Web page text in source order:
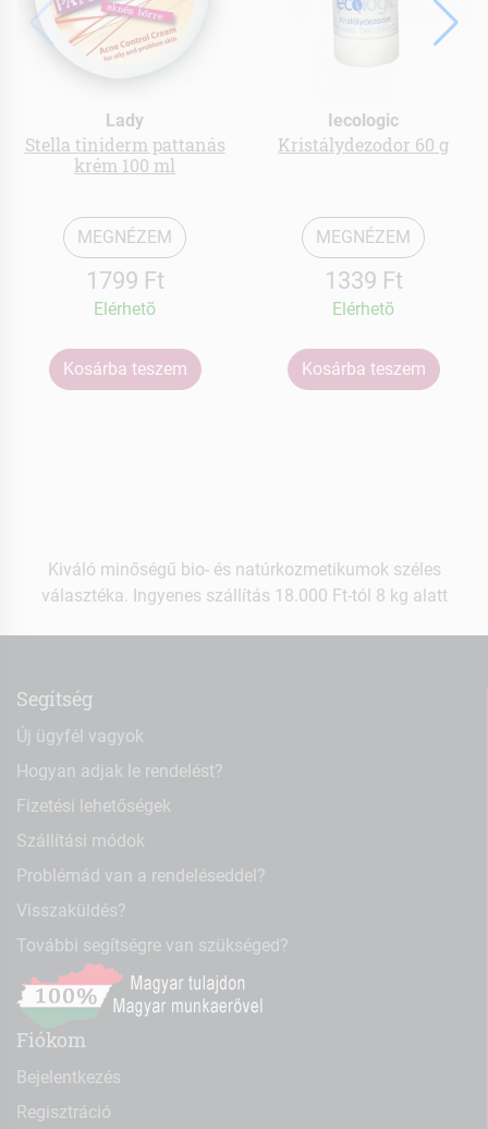
Lady
Stella tiniderm pattanás
krém 100 ml
MEGNÉZEM
1799 Ft
Elérhetõ
Kosárba teszem
Iecologic
Kristálydezodor 60 g
MEGNÉZEM
1339 Ft
Elérhetõ
Kosárba teszem
Kiváló minőségű bio- és natúrkozmetikumok széles
választéka. Ingyenes szállítás 18.000 Ft-tól 8 kg alatt
Segítség
Új ügyfél vagyok
Hogyan adjak le rendelést?
Fizetési lehetőségek
Szállítási módok
Problémád van a rendeléseddel?
Visszaküldés?
További segítségre van szükséged?
Fiókom
Bejelentkezés
Regisztráció